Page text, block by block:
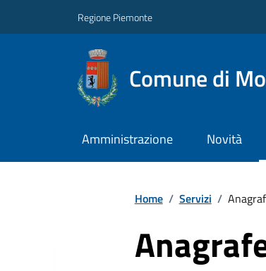
Regione Piemonte
Comune di
Amministrazione Novità
Home / Servizi /